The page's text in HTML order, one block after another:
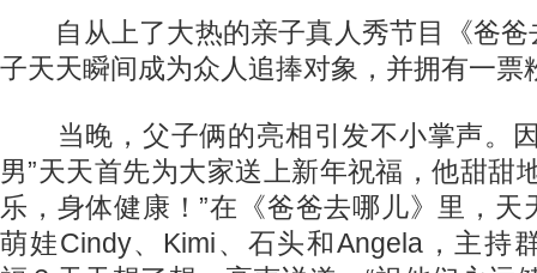
自从上了大热的亲子真人秀节目《爸爸
子天天瞬间成为众人追捧对象，并拥有一票
当晚，父子俩的亮相引发不小掌声。因
男”天天首先为大家送上新年祝福，他甜甜
乐，身体健康！”在《爸爸去哪儿》里，天
萌娃Cindy、Kimi、石头和Angela，主持